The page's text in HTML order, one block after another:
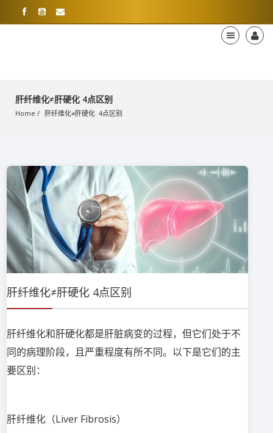
肝纤维化≠肝硬化 4点区别
Home 肝纤维化≠肝硬化  4点区别
肝纤维化≠肝硬化 4点区别
肝纤维化和肝硬化都是肝脏病变的过程，但它们处于不
同的病理阶段，且严重程度有所不同。以下是它们的主
要区别：
肝纤维化（Liver Fibrosis）